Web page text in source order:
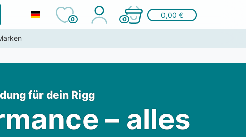
0 0
0,00 €
für dein Rigg
– alles